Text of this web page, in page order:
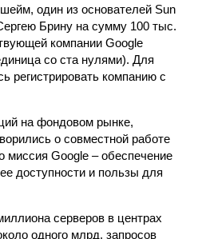
один из основателей Sun
Брину на сумму 100 тыс.
компании Google
со ста нулями). Для
регистрировать компанию с
на фондовом рынке,
о совместной работе
миссия Google – обеспечение
доступности и пользы для
серверов в центрах
одного млрд. запросов